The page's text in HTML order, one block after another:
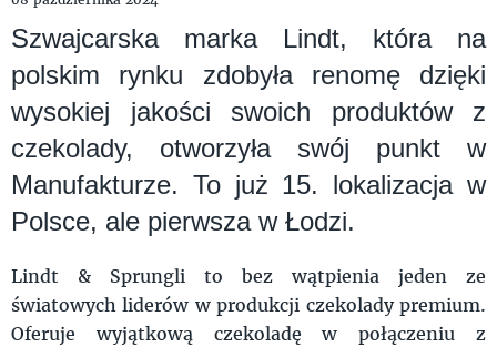
Szwajcarska marka Lindt, która na
polskim rynku zdobyła renomę dzięki
wysokiej jakości swoich produktów z
czekolady, otworzyła swój punkt w
Manufakturze. To już 15. lokalizacja w
Polsce, ale pierwsza w Łodzi.
Lindt & Sprungli to bez wątpienia jeden ze
światowych liderów w produkcji czekolady premium.
Oferuje wyjątkową czekoladę w połączeniu z